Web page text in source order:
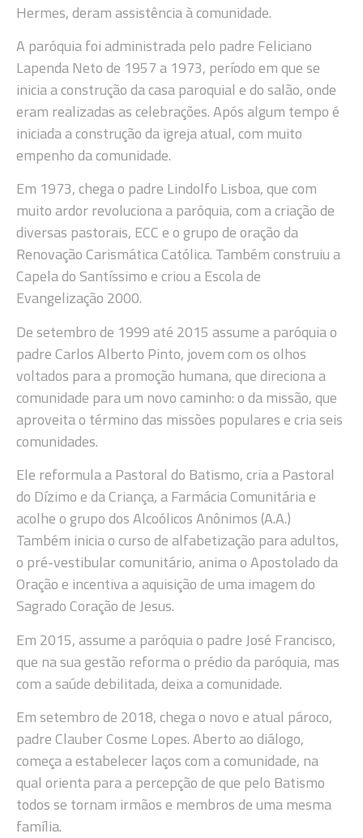
Hermes, deram assistência à comunidade.
A paróquia foi administrada pelo padre Feliciano
Lapenda Neto de 1957 a 1973, período em que se
inicia a construção da casa paroquial e do salão, onde
eram realizadas as celebrações. Após algum tempo é
iniciada a construção da igreja atual, com muito
empenho da comunidade.
Em 1973, chega o padre Lindolfo Lisboa, que com
muito ardor revoluciona a paróquia, com a criação de
diversas pastorais, ECC e o grupo de oração da
Renovação Carismática Católica. Também construiu a
Capela do Santíssimo e criou a Escola de
Evangelização 2000.
De setembro de 1999 até 2015 assume a paróquia o
padre Carlos Alberto Pinto, jovem com os olhos
voltados para a promoção humana, que direciona a
comunidade para um novo caminho: o da missão, que
aproveita o término das missões populares e cria seis
comunidades.
Ele reformula a Pastoral do Batismo, cria a Pastoral
do Dízimo e da Criança, a Farmácia Comunitária e
acolhe o grupo dos Alcoólicos Anônimos (A.A.)
Também inicia o curso de alfabetização para adultos,
o pré-vestibular comunitário, anima o Apostolado da
Oração e incentiva a aquisição de uma imagem do
Sagrado Coração de Jesus.
Em 2015, assume a paróquia o padre José Francisco,
que na sua gestão reforma o prédio da paróquia, mas
com a saúde debilitada, deixa a comunidade.
Em setembro de 2018, chega o novo e atual pároco,
padre Clauber Cosme Lopes. Aberto ao diálogo,
começa a estabelecer laços com a comunidade, na
qual orienta para a percepção de que pelo Batismo
todos se tornam irmãos e membros de uma mesma
família.